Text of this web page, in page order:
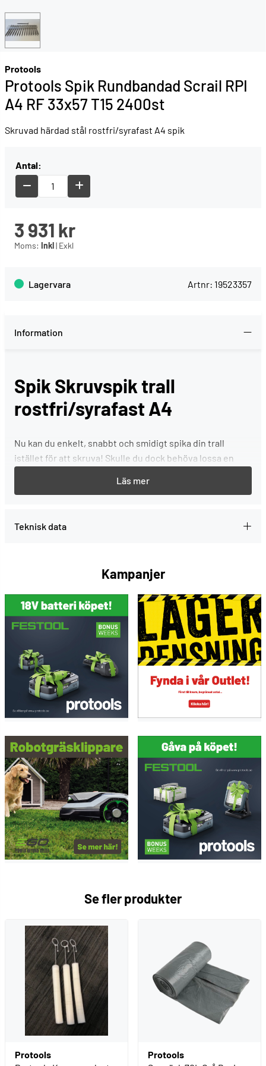
Protools
Protools Spik Rundbandad Scrail RPI
A4 RF 33x57 T15 2400st
Skruvad härdad stål rostfri/syrafast A4 spik
Antal:
3 931 kr
Moms: Inkl| Exkl
Lagervara Artnr: 19523357
Information
Spik Skruvspik trall
rostfri/syrafast A4
Nu kan du enkelt, snabbt och smidigt spika din trall
istället för att skruva! Skulle du dock behöva lossa en
Teknisk data
Kampanjer
Se fler produkter
Protools
Protools